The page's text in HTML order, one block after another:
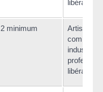
libérale
2 minimum
Artisan,
industriel
profession
libérale